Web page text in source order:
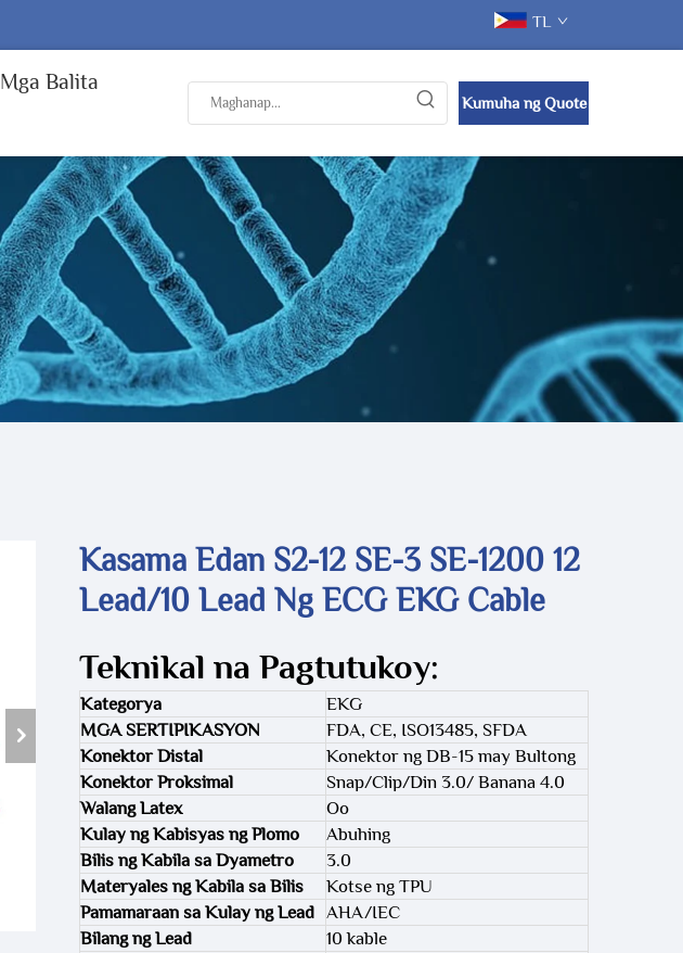
TL
Mga Balita
Kumuha ng Quote
Kasama Edan S2-12 SE-3 SE-1200 12
Lead/10 Lead Ng ECG EKG Cable
Teknikal na Pagtutukoy:
Kategorya
EKG
MGA SERTIPIKASYON
FDA, CE, ISO13485, SFDA
Konektor Distal
Konektor ng DB-15 may Bultong
Konektor Proksimal
Snap/Clip/Din 3.0/ Banana 4.0
Walang Latex
Oo
Kulay ng Kabisyas ng Plomo
Abuhing
Bilis ng Kabila sa Dyametro
3.0
Materyales ng Kabila sa Bilis
Kotse ng TPU
Pamamaraan sa Kulay ng Lead AHA/IEC
Bilang ng Lead
10 kable